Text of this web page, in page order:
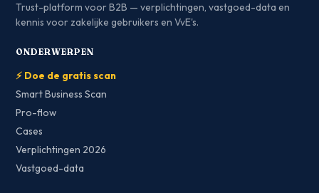
Trust-platform voor B2B — verplichtingen, vastgoed-data en
kennis voor zakelijke gebruikers en VvE's.
ONDERWERPEN
⚡ Doe de gratis scan
Smart Business Scan
Pro-flow
Cases
Verplichtingen 2026
Vastgoed-data